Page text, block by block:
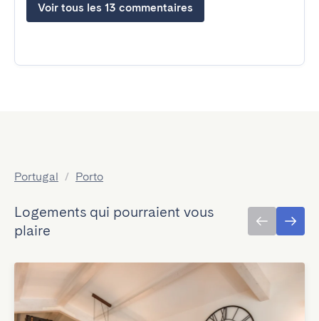
Voir tous les 13 commentaires
Portugal / Porto
Logements qui pourraient vous
plaire